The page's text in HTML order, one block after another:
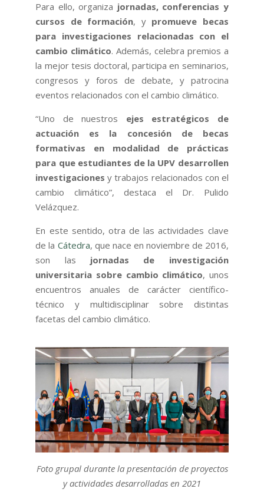
Para ello, organiza jornadas, conferencias y
cursos de formación, y promueve becas
para investigaciones relacionadas con el
cambio climático. Además, celebra premios a
la mejor tesis doctoral, participa en seminarios,
congresos y foros de debate, y patrocina
eventos relacionados con el cambio climático.
“Uno de nuestros ejes estratégicos de
actuación es la concesión de becas
formativas en modalidad de prácticas
para que estudiantes de la UPV desarrollen
investigaciones y trabajos relacionados con el
cambio climático”, destaca el Dr. Pulido
Velázquez.
En este sentido, otra de las actividades clave
de la Cátedra, que nace en noviembre de 2016,
son las jornadas de investigación
universitaria sobre cambio climático, unos
encuentros anuales de carácter científico-
técnico y multidisciplinar sobre distintas
facetas del cambio climático.
Foto grupal durante la presentación de proyectos
y actividades desarrolladas en 2021